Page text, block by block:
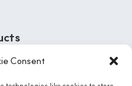
Consent